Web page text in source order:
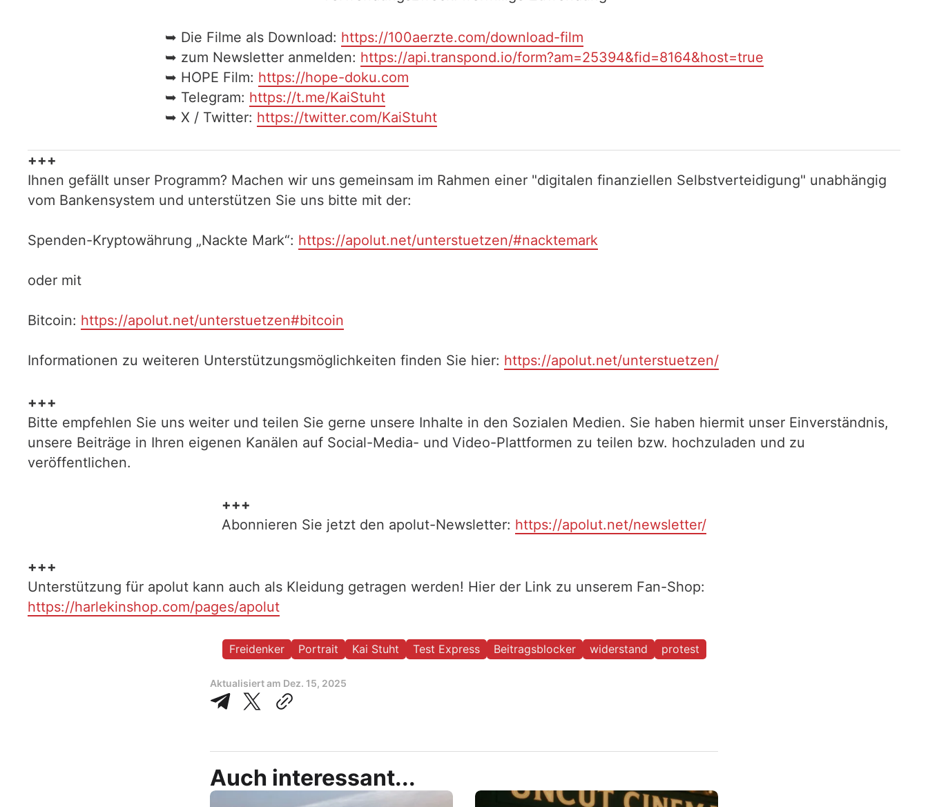
➥ Die Filme als Download: https://100aerzte.com/download-film
➥ zum Newsletter anmelden: https://api.transpond.io/form?am=25394&fid=8164&host=true
➥ HOPE Film: https://hope-doku.com
➥ Telegram: https://t.me/KaiStuht
➥ X / Twitter: https://twitter.com/KaiStuht
+++
Ihnen gefällt unser Programm? Machen wir uns gemeinsam im Rahmen einer "digitalen finanziellen Selbstverteidigung" unabhängig
vom Bankensystem und unterstützen Sie uns bitte mit der:
Spenden-Kryptowährung „Nackte Mark“: https://apolut.net/unterstuetzen/#nacktemark
oder mit
Bitcoin: https://apolut.net/unterstuetzen#bitcoin
Informationen zu weiteren Unterstützungsmöglichkeiten finden Sie hier: https://apolut.net/unterstuetzen/
+++
Bitte empfehlen Sie uns weiter und teilen Sie gerne unsere Inhalte in den Sozialen Medien. Sie haben hiermit unser Einverständnis,
unsere Beiträge in Ihren eigenen Kanälen auf Social-Media- und Video-Plattformen zu teilen bzw. hochzuladen und zu
veröffentlichen.
+++
Abonnieren Sie jetzt den apolut-Newsletter: https://apolut.net/newsletter/
+++
Unterstützung für apolut kann auch als Kleidung getragen werden! Hier der Link zu unserem Fan-Shop:
https://harlekinshop.com/pages/apolut
Freidenker Portrait Kai Stuht Test Express Beitragsblocker widerstand protest
Aktualisiert am Dez. 15, 2025
Auch interessant...